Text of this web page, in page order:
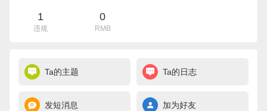
1
违规
0
RMB
Ta的主题 Ta的日志
发短消息 加为好友